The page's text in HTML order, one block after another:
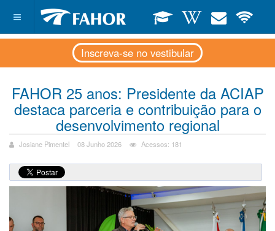
Inscreva-se no vestibular
FAHOR 25 anos: Presidente da ACIAP
destaca parceria e contribuição para o
desenvolvimento regional
Josiane Pimentel 08 Junho 2026 Acessos: 181